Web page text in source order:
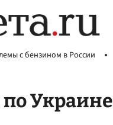
с бензином в России
Украине